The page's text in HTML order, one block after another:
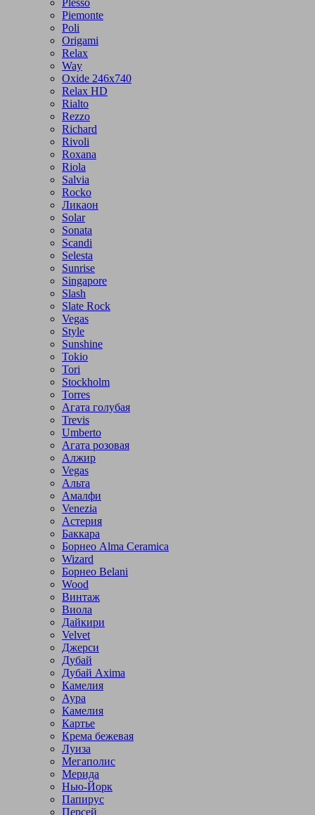
Piemonte
Poli
Origami
Relax
Way
Oxide 246x740
Relax HD
Rialto
Rezzo
Richard
Rivoli
Roxana
Riola
Salvia
Rocko
Ликаон
Solar
Sonata
Scandi
Selesta
Sunrise
Singapore
Slash
Slate Rock
Vegas
Style
Sunshine
Tokio
Tori
Stockholm
Torres
Агата голубая
Trevis
Umberto
Агата розовая
Алжир
Vegas
Альта
Амалфи
Venezia
Астерия
Баккара
Борнео Alma Ceramica
Wizard
Борнео Belani
Wood
Винтаж
Виола
Дайкири
Velvet
Джерси
Дубай
Дубай Axima
Камелия
Аура
Камелия
Картье
Крема бежевая
Луиза
Мегаполис
Мерида
Нью-Йорк
Папирус
Персей